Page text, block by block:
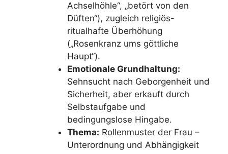
Achselhöhle“, „betört von den
Düften“), zugleich religiös-
ritualhafte Überhöhung
(„Rosenkranz ums göttliche
Haupt“).
Emotionale Grundhaltung:
Sehnsucht nach Geborgenheit und
Sicherheit, aber erkauft durch
Selbstaufgabe und
bedingungslose Hingabe.
Thema: Rollenmuster der Frau –
Unterordnung und Abhängigkeit